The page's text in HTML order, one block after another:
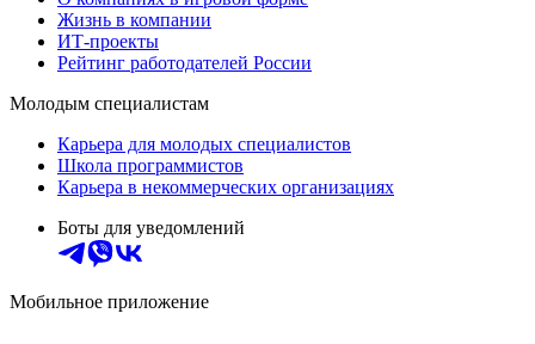
Жизнь в компании
ИТ-проекты
Рейтинг работодателей России
Молодым специалистам
Карьера для молодых специалистов
Школа программистов
Карьера в некоммерческих организациях
Боты для уведомлений
Мобильное приложение